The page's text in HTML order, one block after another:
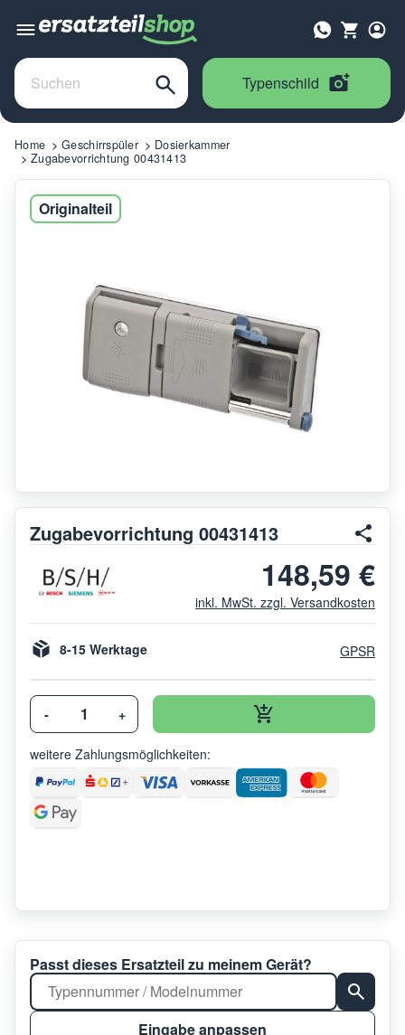
Typenschild
Home Geschirrspüler
Dosierkammer
Zugabevorrichtung 00431413
Originalteil
Zugabevorrichtung 00431413
148,59 €
inkl. MwSt. zzgl. Versandkosten
8-15 Werktage GPSR
- +
weitere Zahlungsmöglichkeiten:
Passt dieses Ersatzteil zu meinem Gerät?
Eingabe anpassen